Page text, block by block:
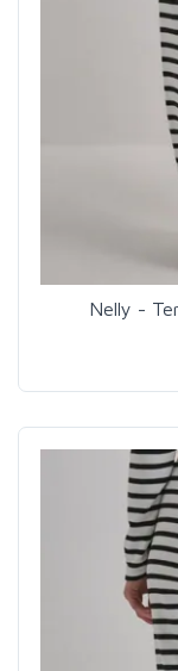
Nelly -